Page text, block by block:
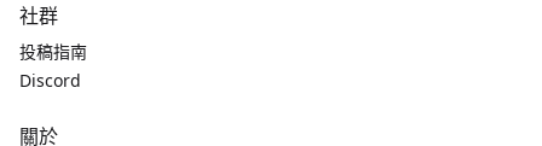
社群
投稿指南
Discord
關於